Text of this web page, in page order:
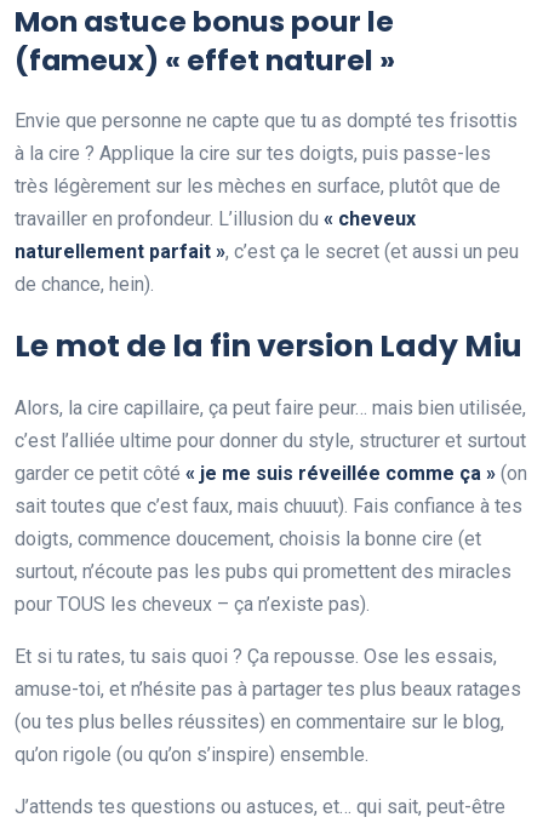
Mon astuce bonus pour le
(fameux) « effet naturel »
Envie que personne ne capte que tu as dompté tes frisottis
à la cire ? Applique la cire sur tes doigts, puis passe-les
très légèrement sur les mèches en surface, plutôt que de
travailler en profondeur. L’illusion du « cheveux
naturellement parfait », c’est ça le secret (et aussi un peu
de chance, hein).
Le mot de la fin version Lady Miu
Alors, la cire capillaire, ça peut faire peur… mais bien utilisée,
c’est l’alliée ultime pour donner du style, structurer et surtout
garder ce petit côté « je me suis réveillée comme ça » (on
sait toutes que c’est faux, mais chuuut). Fais confiance à tes
doigts, commence doucement, choisis la bonne cire (et
surtout, n’écoute pas les pubs qui promettent des miracles
pour TOUS les cheveux – ça n’existe pas).
Et si tu rates, tu sais quoi ? Ça repousse. Ose les essais,
amuse-toi, et n’hésite pas à partager tes plus beaux ratages
(ou tes plus belles réussites) en commentaire sur le blog,
qu’on rigole (ou qu’on s’inspire) ensemble.
J’attends tes questions ou astuces, et… qui sait, peut-être